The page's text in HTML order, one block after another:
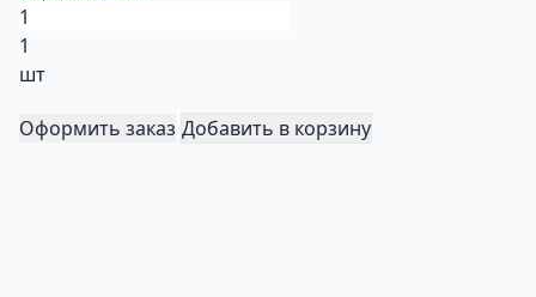
1
шт
Оформить заказ Добавить в корзину